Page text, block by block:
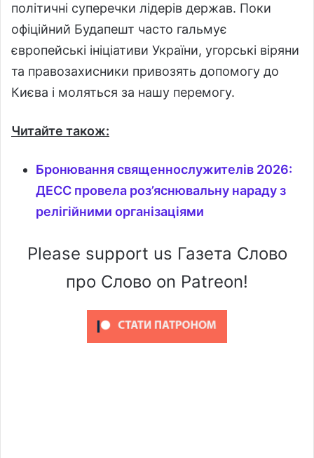
політичні суперечки лідерів держав. Поки
офіційний Будапешт часто гальмує
європейські ініціативи України, угорські віряни
та правозахисники привозять допомогу до
Києва і моляться за нашу перемогу.
Читайте також:
Бронювання священнослужителів 2026:
ДЕСС провела роз’яснювальну нараду з
релігійними організаціями
Please support us Газета Слово
про Слово on Patreon!